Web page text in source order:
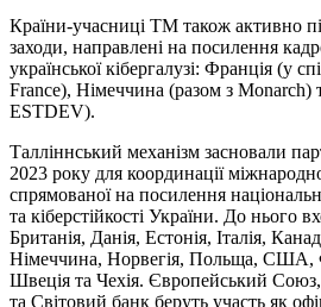
Країни-учасниці ТМ також активно
заходи, направлені на посилення
української кібергалузі: Франція (у
France), Німеччина (разом з Monarch)
ESTDEV).
Талліннський механізм засновали
2023 року для координації
спрямованої на посилення
та кіберстійкості України. До нього
Британія, Данія, Естонія, Італія,
Німеччина, Норвегія, Польща, США,
Швеція та Чехія. Європейський
та Світовий банк беруть участь як